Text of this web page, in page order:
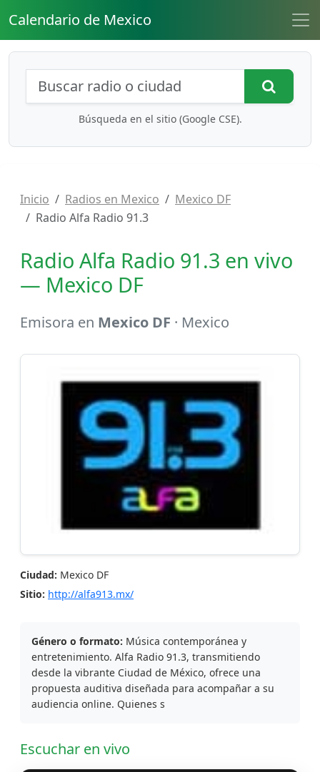
Calendario de Mexico
Búsqueda de radios y contenidos
Búsqueda en el sitio (Google CSE).
Inicio Radios en Mexico
Mexico DF
Radio Alfa Radio 91.3
Radio Alfa Radio 91.3 en vivo
— Mexico DF
Emisora en Mexico DF · Mexico
Ciudad: Mexico DF
Sitio: http://alfa913.mx/
Género o formato: Música contemporánea y
entretenimiento. Alfa Radio 91.3, transmitiendo
desde la vibrante Ciudad de México, ofrece una
propuesta auditiva diseñada para acompañar a su
audiencia online. Quienes s
Escuchar en vivo